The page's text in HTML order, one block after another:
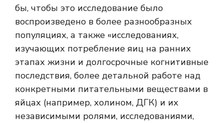
бы, чтобы это исследование было
воспроизведено в более разнообразных
популяциях, а также «исследованиях,
изучающих потребление яиц на ранних
этапах жизни и долгосрочные когнитивные
последствия, более детальной работе над
конкретными питательными веществами в
яйцах (например, холином, ДГК) и их
независимыми ролями, исследованиями,